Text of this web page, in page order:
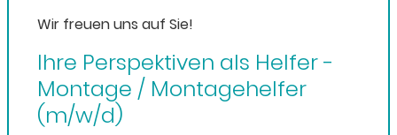
Wir freuen uns auf Sie!
Ihre Perspektiven als Helfer -
Montage / Montagehelfer
(m/w/d)